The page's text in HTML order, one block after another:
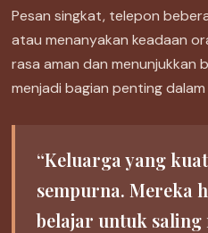
Pesan singkat, telepon
atau menanyakan keadaan
rasa aman dan menunjukkan
menjadi bagian penting
“Keluarga yang
sempurna. Mereka
belajar untuk saling